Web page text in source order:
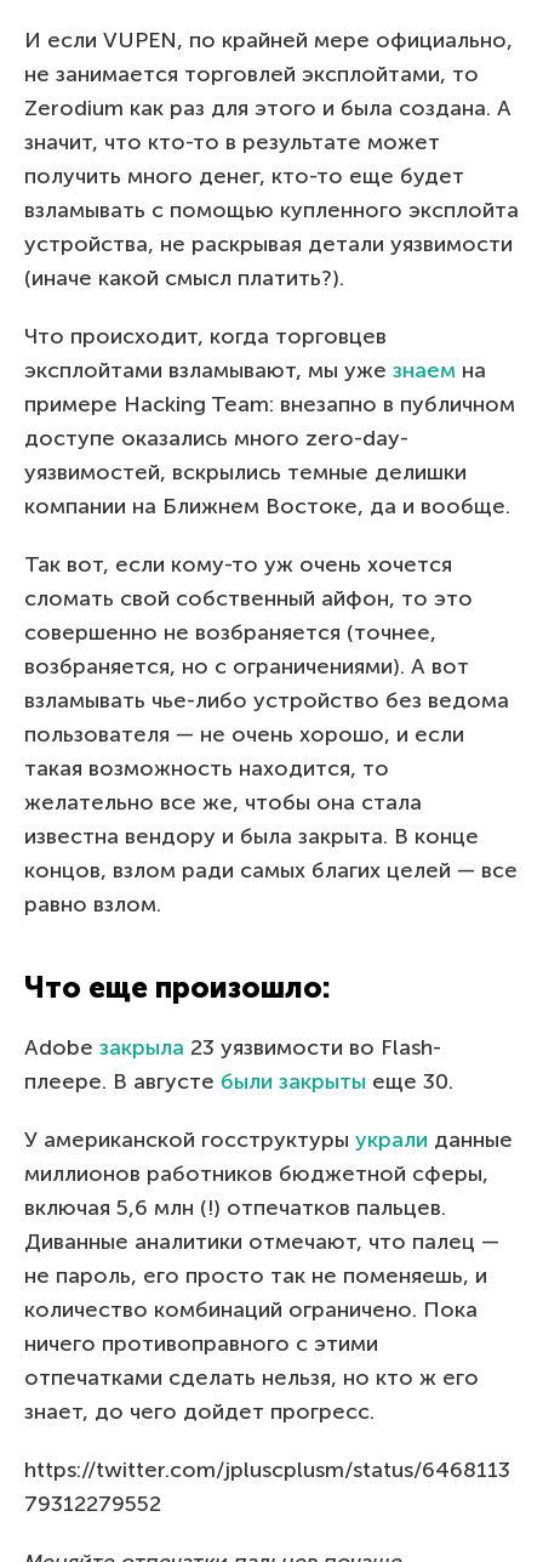
И если VUPEN, по крайней мере официально,
не занимается торговлей эксплойтами, то
Zerodium как раз для этого и была создана. А
значит, что кто-то в результате может
получить много денег, кто-то еще будет
взламывать с помощью купленного эксплойта
устройства, не раскрывая детали уязвимости
(иначе какой смысл платить?).
Что происходит, когда торговцев
эксплойтами взламывают, мы уже знаем на
примере Hacking Team: внезапно в публичном
доступе оказались много zero-day-
уязвимостей, вскрылись темные делишки
компании на Ближнем Востоке, да и вообще.
Так вот, если кому-то уж очень хочется
сломать свой собственный айфон, то это
совершенно не возбраняется (точнее,
возбраняется, но с ограничениями). А вот
взламывать чье-либо устройство без ведома
пользователя — не очень хорошо, и если
такая возможность находится, то
желательно все же, чтобы она стала
известна вендору и была закрыта. В конце
концов, взлом ради самых благих целей — все
равно взлом.
Что еще произошло:
Adobe закрыла 23 уязвимости во Flash-
плеере. В августе были закрыты еще 30.
У американской госструктуры украли данные
миллионов работников бюджетной сферы,
включая 5,6 млн (!) отпечатков пальцев.
Диванные аналитики отмечают, что палец —
не пароль, его просто так не поменяешь, и
количество комбинаций ограничено. Пока
ничего противоправного с этими
отпечатками сделать нельзя, но кто ж его
знает, до чего дойдет прогресс.
https://twitter.com/jpluscplusm/status/6468113
79312279552